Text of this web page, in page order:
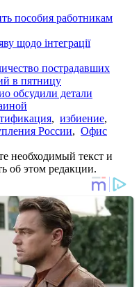
пособия работникам
щодо інтеграції
пострадавших
в пятницу
обсудили детали
, избиение,
России, Офис
необходимый текст и
об этом редакции.